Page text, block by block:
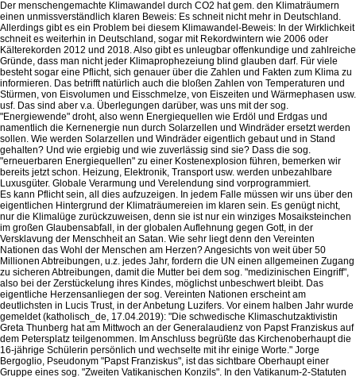
Der menschengemachte Klimawandel durch CO2 hat gem. den Klimaträumern
einen unmissverständlich klaren Beweis: Es schneit nicht mehr in Deutschland.
Allerdings gibt es ein Problem bei diesem Klimawandel-Beweis: In der Wirklichkeit
schneit es weiterhin in Deutschland, sogar mit Rekordwintern wie 2006 oder
Kälterekorden 2012 und 2018. Also gibt es unleugbar offenkundige und zahlreiche
Gründe, dass man nicht jeder Klimaprophezeiung blind glauben darf. Für viele
besteht sogar eine Pflicht, sich genauer über die Zahlen und Fakten zum Klima zu
informieren. Das betrifft natürlich auch die bloßen Zahlen von Temperaturen und
Stürmen, von Eisvolumen und Eisschmelze, von Eiszeiten und Wärmephasen usw.
usf. Das sind aber v.a. Überlegungen darüber, was uns mit der sog.
"Energiewende" droht, also wenn Energiequellen wie Erdöl und Erdgas und
namentlich die Kernenergie nun durch Solarzellen und Windräder ersetzt werden
sollen. Wie werden Solarzellen und Windräder eigentlich gebaut und in Stand
gehalten? Und wie ergiebig und wie zuverlässig sind sie? Dass die sog.
"erneuerbaren Energiequellen" zu einer Kostenexplosion führen, bemerken wir
bereits jetzt schon. Heizung, Elektronik, Transport usw. werden unbezahlbare
Luxusgüter. Globale Verarmung und Verelendung sind vorprogrammiert.
Es kann Pflicht sein, all dies aufzuzeigen. In jedem Falle müssen wir uns über den
eigentlichen Hintergrund der Klimaträumereien im klaren sein. Es genügt nicht,
nur die Klimalüge zurückzuweisen, denn sie ist nur ein winziges Mosaiksteinchen
im großen Glaubensabfall, in der globalen Auflehnung gegen Gott, in der
Versklavung der Menschheit an Satan. Wie sehr liegt denn den Vereinten
Nationen das Wohl der Menschen am Herzen? Angesichts von weit über 50
Millionen Abtreibungen, u.z. jedes Jahr, fordern die UN einen allgemeinen Zugang
zu sicheren Abtreibungen, damit die Mutter bei dem sog. "medizinischen Eingriff",
also bei der Zerstückelung ihres Kindes, möglichst unbeschwert bleibt. Das
eigentliche Herzensanliegen der sog. Vereinten Nationen erscheint am
deutlichsten in Lucis Trust, in der Anbetung Luzifers. Vor einem halben Jahr wurde
gemeldet (katholisch_de, 17.04.2019): "Die schwedische Klimaschutzaktivistin
Greta Thunberg hat am Mittwoch an der Generalaudienz von Papst Franziskus auf
dem Petersplatz teilgenommen. Im Anschluss begrüßte das Kirchenoberhaupt die
16-jährige Schülerin persönlich und wechselte mit ihr einige Worte." Jorge
Bergoglio, Pseudonym "Papst Franziskus", ist das sichtbare Oberhaupt einer
Gruppe eines sog. "Zweiten Vatikanischen Konzils". In den Vatikanum-2-Statuten